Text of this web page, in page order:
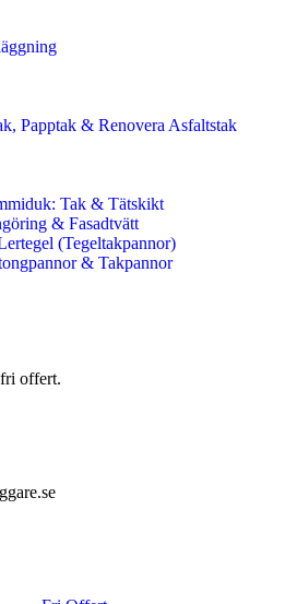
Papptak & Renovera Asfaltstak
Tak & Tätskikt
& Fasadtvätt
(Tegeltakpannor)
& Takpannor
offert.